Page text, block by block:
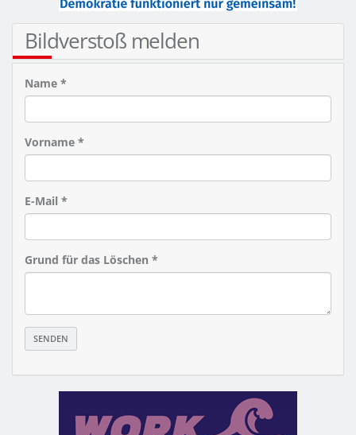
Bildverstoß melden
Name *
Vorname *
E-Mail *
Grund für das Löschen *